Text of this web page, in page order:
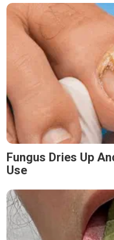
Fungus Dries Up
Use